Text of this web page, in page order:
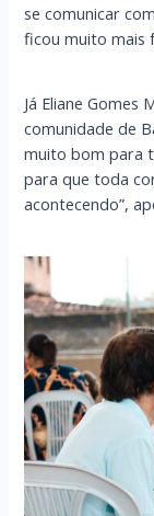
se comunicar
ficou muito mais
Já Eliane Gomes
comunidade de
muito bom para
para que toda
acontecendo”,